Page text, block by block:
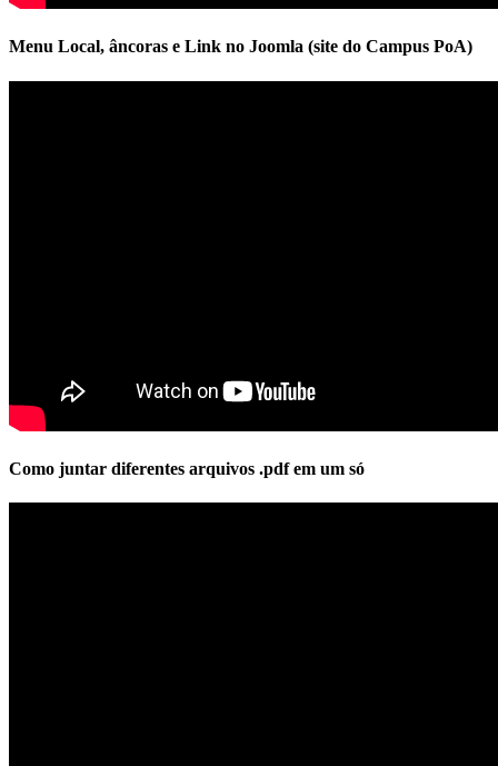
Menu Local, âncoras e Link no Joomla (site do Campus PoA)
Como juntar diferentes arquivos .pdf em um só